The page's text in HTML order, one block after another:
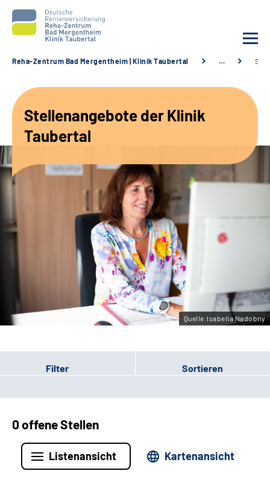
Unsere Angebote
Karriere
Sozialdienste & Zuweisende
Leichte Sprache
Gebärdensprache
Reha-Zentrum Bad Mergentheim | Klinik Taubertal …
Stellenangebote der Klinik
Taubertal
Quelle:Isabella Nadobny
Filter Sortieren
0 offene Stellen
Listenansicht Kartenansicht